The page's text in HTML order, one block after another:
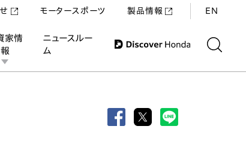
家情
報
ニュースルー
ム
モータースポーツ 製品情報 EN
経営統合に関するお知らせ